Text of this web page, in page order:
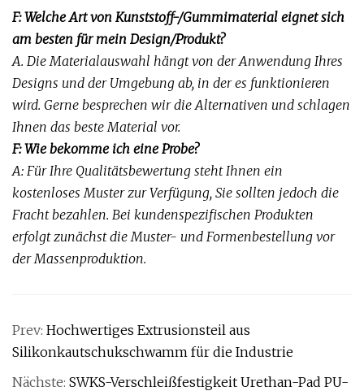
F: Welche Art von Kunststoff-/Gummimaterial eignet sich
am besten für mein Design/Produkt?
A. Die Materialauswahl hängt von der Anwendung Ihres
Designs und der Umgebung ab, in der es funktionieren
wird. Gerne besprechen wir die Alternativen und schlagen
Ihnen das beste Material vor.
F: Wie bekomme ich eine Probe?
A: Für Ihre Qualitätsbewertung steht Ihnen ein
kostenloses Muster zur Verfügung, Sie sollten jedoch die
Fracht bezahlen. Bei kundenspezifischen Produkten
erfolgt zunächst die Muster- und Formenbestellung vor
der Massenproduktion.
Prev: Hochwertiges Extrusionsteil aus
Silikonkautschukschwamm für die Industrie
Nächste: SWKS-Verschleißfestigkeit Urethan-Pad PU-